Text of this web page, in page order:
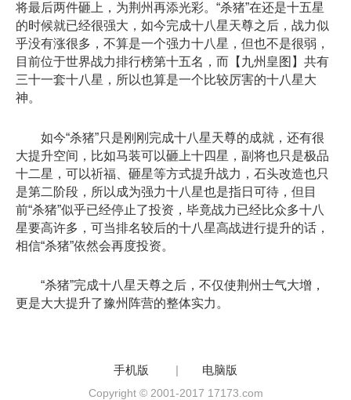
将最后两件砸上，为荆州再添光彩。“杀猪”在还是十五星
的时候就已经很强大，如今完成十八星天尊之后，战力似
乎没有涨很多，不算是一个强力十八星，但也不是很弱，
目前位于世界战力排行榜第十五名，而【九州皇图】共有
三十一套十八星，所以也算是一个比较厉害的十八星大
神。
如今“杀猪”只是刚刚完成十八星天尊的成就，还有很
大提升空间，比如马装可以砸上十四星，副将也只是极品
十二星，可以祈福、砸星等方式提升战力，石头改造也只
是第二阶段，所以成为强力十八星也是指日可待，但目
前“杀猪”似乎已经停止了投资，毕竟战力已经比众多十八
星要高许多，可当排名较后的十八星高战进行提升的话，
相信“杀猪”依然会再度投资。
“杀猪”完成十八星天尊之后，不仅使荆州士气大增，
更是大大提升了豫州阵营的整体实力。
手机版 | 电脑版
Copyright © 2001-2017 17173.com